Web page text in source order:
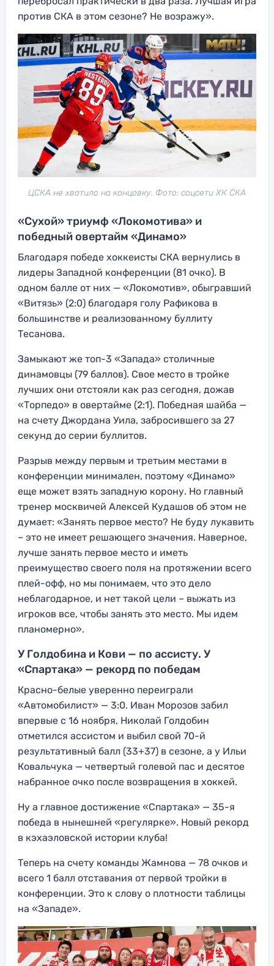
против СКА в этом сезоне? Не возражу».
ЦСКА не хватило на концовку. Фото: соцсети ХК СКА
«Сухой» триумф «Локомотива» и
победный овертайм «Динамо»
Благодаря победе хоккеисты СКА вернулись в
лидеры Западной конференции (81 очко). В
одном балле от них — «Локомотив», обыгравший
«Витязь» (2:0) благодаря голу Рафикова в
большинстве и реализованному буллиту
Тесанова.
Замыкают же топ-3 «Запада» столичные
динамовцы (79 баллов). Свое место в тройке
лучших они отстояли как раз сегодня, дожав
«Торпедо» в овертайме (2:1). Победная шайба —
на счету Джордана Уила, забросившего за 27
секунд до серии буллитов.
Разрыв между первым и третьим местами в
конференции минимален, поэтому «Динамо»
еще может взять западную корону. Но главный
тренер москвичей Алексей Кудашов об этом не
думает: «Занять первое место? Не буду лукавить
– это не имеет решающего значения. Наверное,
лучше занять первое место и иметь
преимущество своего поля на протяжении всего
плей-офф, но мы понимаем, что это дело
неблагодарное, и нет такой цели – выжать из
игроков все, чтобы занять это место. Мы идем
планомерно».
У Голдобина и Кови — по ассисту. У
«Спартака» — рекорд по победам
Красно-белые уверенно переиграли
«Автомобилист» — 3:0. Иван Морозов забил
впервые с 16 ноября, Николай Голдобин
отметился ассистом и выбил свой 70-й
результативный балл (33+37) в сезоне, а у Ильи
Ковальчука — четвертый голевой пас и десятое
набранное очко после возвращения в хоккей.
Ну а главное достижение «Спартака» — 35-я
победа в нынешней «регулярке». Новый рекорд
в кэхаэловской истории клуба!
Теперь на счету команды Жамнова — 78 очков и
всего 1 балл отставания от первой тройки в
конференции. Это к слову о плотности таблицы
на «Западе».